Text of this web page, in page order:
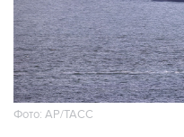
Фото: AP/ТАСС